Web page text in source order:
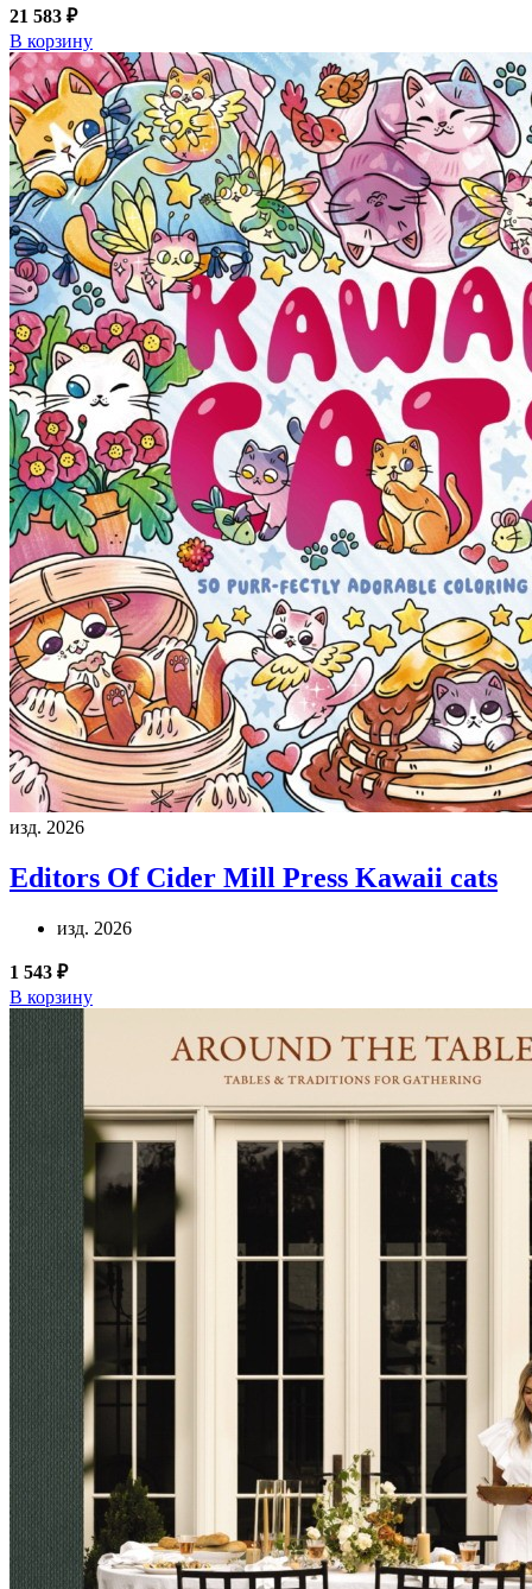
21 583 ₽
В корзину
изд. 2026
Editors Of Cider Mill Press Kawaii cats
изд. 2026
1 543 ₽
В корзину